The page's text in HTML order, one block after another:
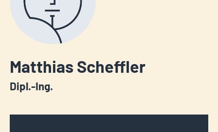
Matthias Scheffler
Dipl.-Ing.